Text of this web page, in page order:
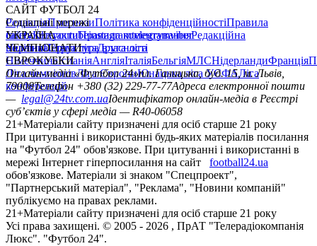
САЙТ ФУТБОЛ 24
РедакціяПрогнозиПолітика конфіденційностіПравила
сайтуКонтактиПравила коментуванняРедакційна
політикаСтруктура власності
Соціальні мережі
facebookxyoutubeinstagramtelegramviber
УКРАЇНА
УкраїнаПерша лігаДруга ліга
ЧЕМПІОНАТИ
НімеччинаІспаніяАнгліяІталіяБельгіяМЛСНідерландиФранція
ЄВРОКУБКИ
Ліга чемпіонівЛіга ЄвропиЮнацька ліга УЄФАЛіга
конференцій
Онлайн-медіа «Футбол 24»пл. Галицька, буд. 15, м. Львів,
79008Телефон +380 (32) 229-77-77Адреса електронної пошти
— legal@24tv.com.uaІдентифікатор онлайн-медіа в Реєстрі
суб’єктів у сфері медіа — R40-06058
21+Матеріали сайту призначені для осіб старше 21 року
При цитуванні і використанні будь-яких матеріалів посилання
на "Футбол 24" обов'язкове. При цитуванні і використанні в
мережі Інтернет гіперпосилання на сайт
football24.ua
обов'язкове. Матеріали зі знаком "Спецпроект",
"Партнерський матеріал", "Реклама", "Новини компаній"
публікуємо на правах реклами.
21+Матеріали сайту призначені для осіб старше 21 року
Усi права захищенi. © 2005 - 2026 , ПрАТ "Телерадіокомпанія
Люкс". "Футбол 24".